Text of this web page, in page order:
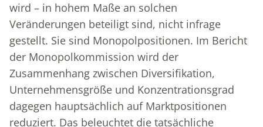
wird – in hohem Maße an solchen
Veränderungen beteiligt sind, nicht infrage
gestellt. Sie sind Monopolpositionen. Im Bericht
der Monopolkommission wird der
Zusammenhang zwischen Diversifikation,
Unternehmensgröße und Konzentrationsgrad
dagegen hauptsächlich auf Marktpositionen
reduziert. Das beleuchtet die tatsächliche